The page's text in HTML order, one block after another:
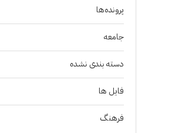
پرونده‌ها
جامعه
دسته بندی نشده
فايل ها
فرهنگ